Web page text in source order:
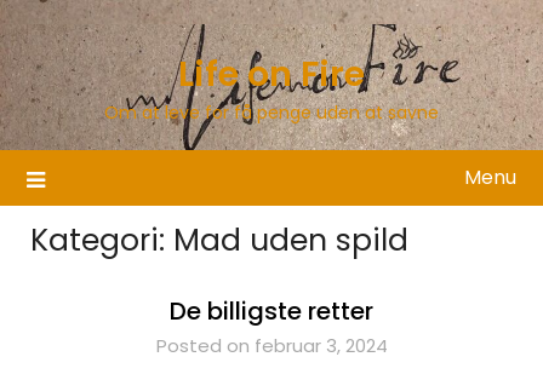
Skip
to
content
Life on Fire
Om at leve for få penge uden at savne
Menu
Kategori: Mad uden spild
De billigste retter
Posted on februar 3, 2024